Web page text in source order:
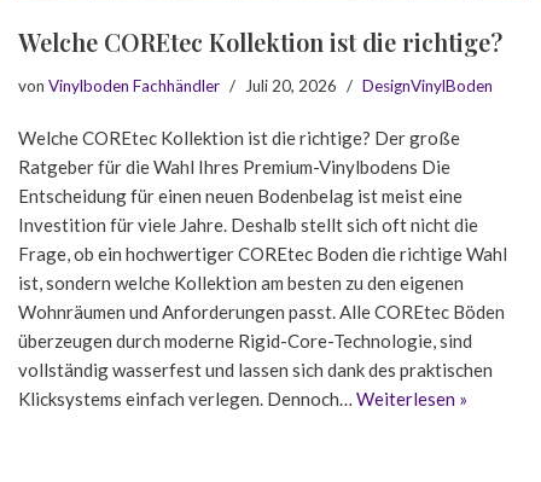
Welche COREtec Kollektion ist die richtige?
von Vinylboden Fachhändler Juli 20, 2026 DesignVinylBoden
Welche COREtec Kollektion ist die richtige? Der große
Ratgeber für die Wahl Ihres Premium-Vinylbodens Die
Entscheidung für einen neuen Bodenbelag ist meist eine
Investition für viele Jahre. Deshalb stellt sich oft nicht die
Frage, ob ein hochwertiger COREtec Boden die richtige Wahl
ist, sondern welche Kollektion am besten zu den eigenen
Wohnräumen und Anforderungen passt. Alle COREtec Böden
überzeugen durch moderne Rigid-Core-Technologie, sind
vollständig wasserfest und lassen sich dank des praktischen
Klicksystems einfach verlegen. Dennoch… Weiterlesen »